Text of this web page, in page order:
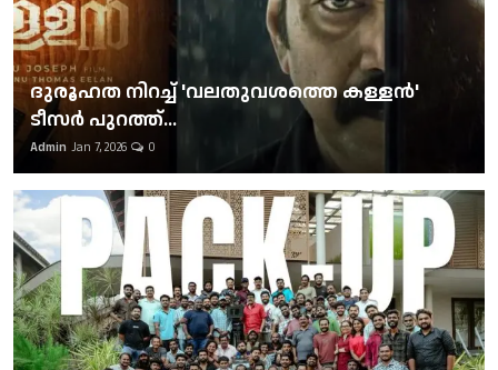
ദുരൂഹത നിറച്ച് 'വലതുവശത്തെ കള്ളന്‍'
ടീസര്‍ പുറത്ത്...
Admin Jan 7, 2026 0